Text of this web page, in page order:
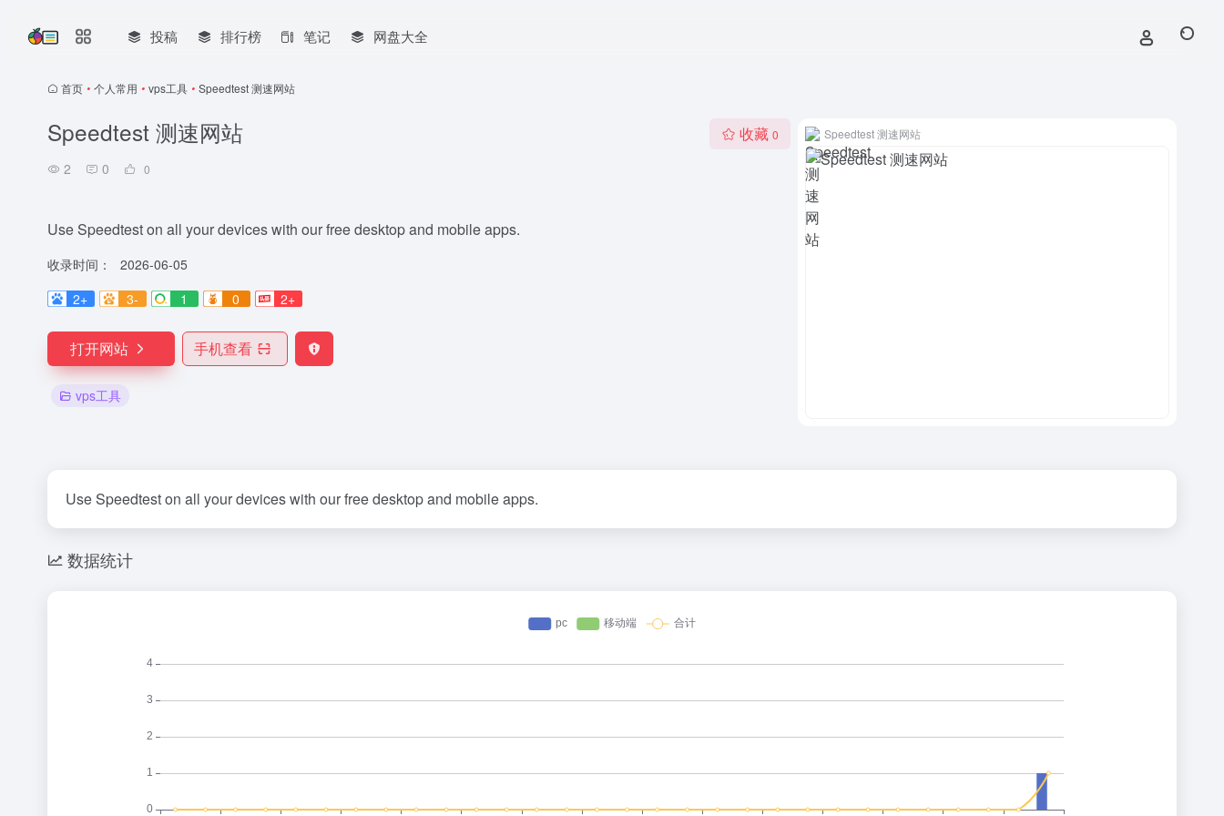
投稿 排行榜 笔记 网盘大全
首页 • 个人常用 • vps工具 • Speedtest 测速网站
Speedtest 测速网站
2 0 0
收藏 0
Use Speedtest on all your devices with our free desktop and mobile apps.
收录时间：
2026-06-05
2+
3- 1 0 2+
打开网站 手机查看
vps工具
Speedtest 测速网站
Use Speedtest on all your devices with our free desktop and mobile apps.
数据统计